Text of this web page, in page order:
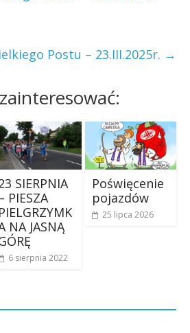
Postu – 23.III.2025r. →
SIERPNIA
PIESZA
PIELGRZYMK
NA JASNĄ
6 sierpnia 2022
Poświęcenie
pojazdów
25 lipca 2026